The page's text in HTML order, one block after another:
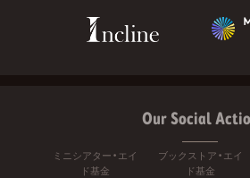
Our Social
ミニシアター・エイ
ド基金
ブックストア・エイ
ド基金